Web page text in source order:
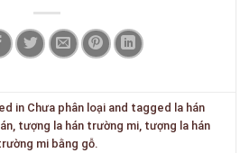
in Chưa phân loạiand tagged la hán
tượng la hán trường mi tượng la hán
mi bằng gỗ.